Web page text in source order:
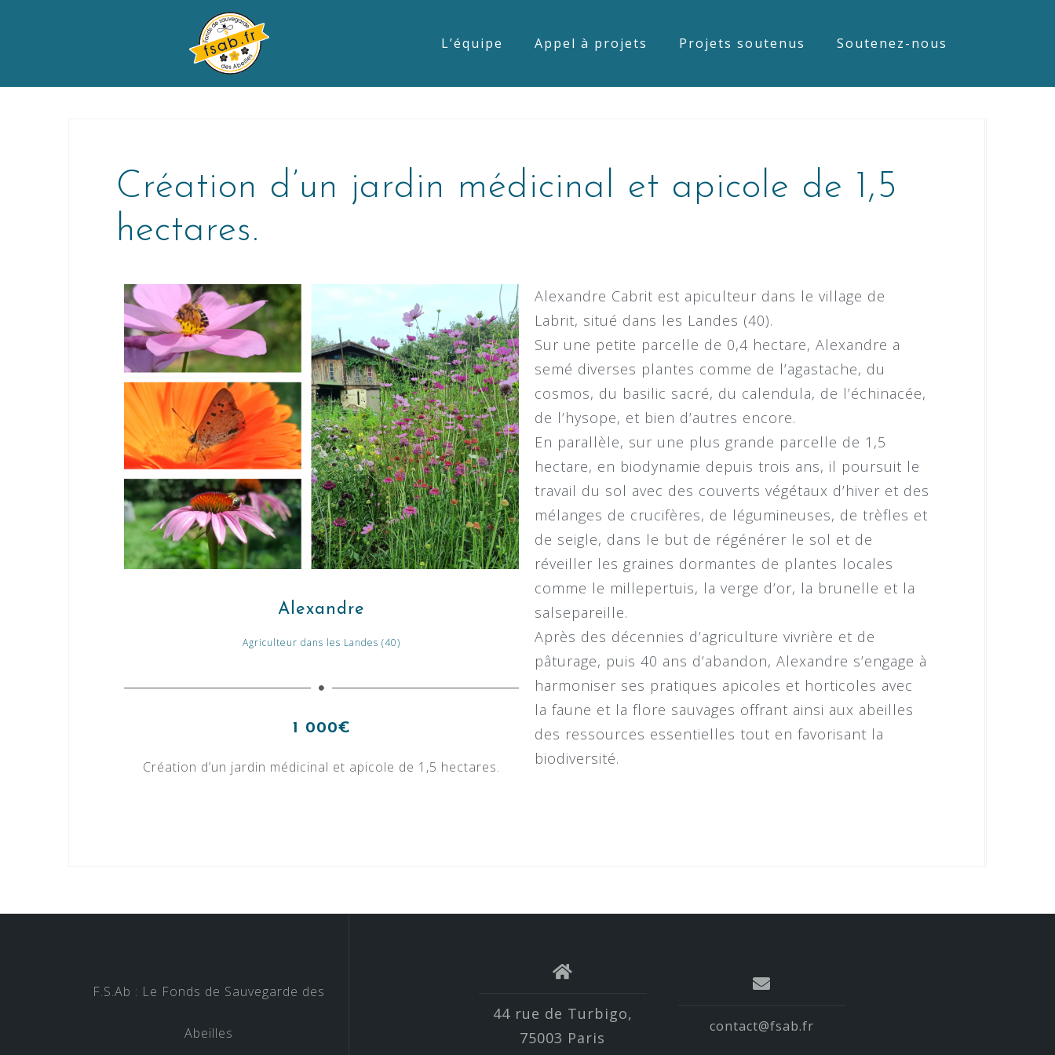
L’équipe Appel à projets Projets soutenus Soutenez-nous
Création d’un jardin médicinal et apicole de 1,5
hectares.
Alexandre
Agriculteur dans les Landes (40)
1 000€
Création d’un jardin médicinal et apicole de 1,5 hectares.
Alexandre Cabrit est apiculteur dans le village de
Labrit, situé dans les Landes (40).
Sur une petite parcelle de 0,4 hectare, Alexandre a
semé diverses plantes comme de l’agastache, du
cosmos, du basilic sacré, du calendula, de l’échinacée,
de l’hysope, et bien d’autres encore.
En parallèle, sur une plus grande parcelle de 1,5
hectare, en biodynamie depuis trois ans, il poursuit le
travail du sol avec des couverts végétaux d’hiver et des
mélanges de crucifères, de légumineuses, de trèfles et
de seigle, dans le but de régénérer le sol et de
réveiller les graines dormantes de plantes locales
comme le millepertuis, la verge d’or, la brunelle et la
salsepareille.
Après des décennies d’agriculture vivrière et de
pâturage, puis 40 ans d’abandon, Alexandre s’engage à
harmoniser ses pratiques apicoles et horticoles avec
la faune et la flore sauvages offrant ainsi aux abeilles
des ressources essentielles tout en favorisant la
biodiversité.
F.S.Ab : Le Fonds de Sauvegarde des
Abeilles
44 rue de Turbigo,
75003 Paris
contact@fsab.fr